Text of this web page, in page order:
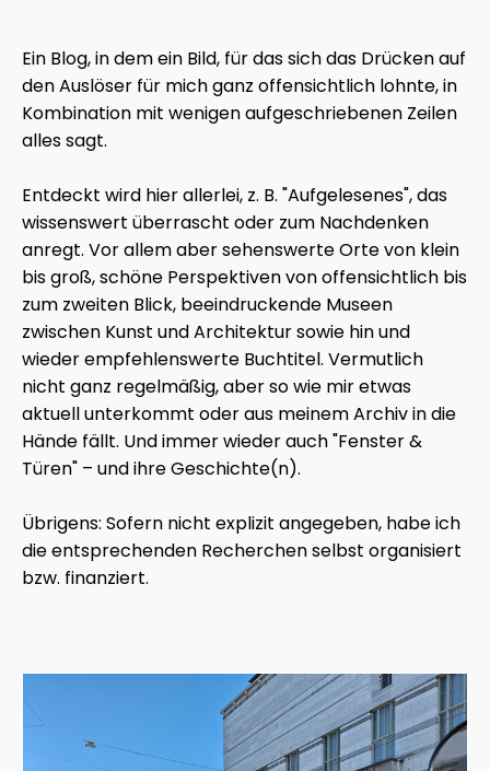
Ein Blog, in dem ein Bild, für das sich das Drücken auf
den Auslöser für mich ganz offensichtlich lohnte, in
Kombination mit wenigen aufgeschriebenen Zeilen
alles sagt.
Entdeckt wird hier allerlei, z. B. "Aufgelesenes", das
wissenswert überrascht oder zum Nachdenken
anregt. Vor allem aber sehenswerte Orte von klein
bis groß, schöne Perspektiven von offensichtlich bis
zum zweiten Blick, beeindruckende Museen
zwischen Kunst und Architektur sowie hin und
wieder empfehlenswerte Buchtitel. Vermutlich
nicht ganz regelmäßig, aber so wie mir etwas
aktuell unterkommt oder aus meinem Archiv in die
Hände fällt. Und immer wieder auch "Fenster &
Türen" – und ihre Geschichte(n).
Übrigens: Sofern nicht explizit angegeben, habe ich
die entsprechenden Recherchen selbst organisiert
bzw. finanziert.